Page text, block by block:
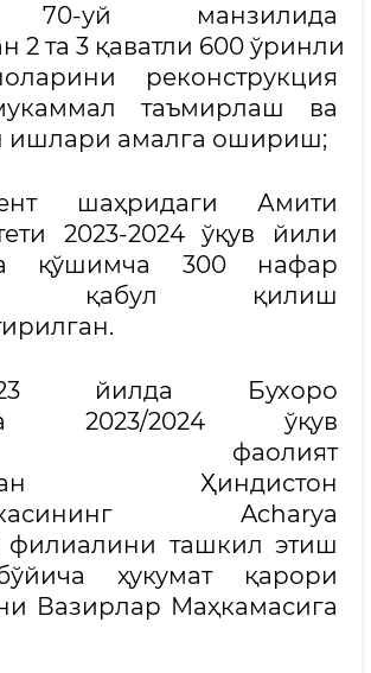
70-уй манзилида
2 та 3 қаватли 600 ўринли
реконструкция
таъмирлаш ва
ишлари амалга ошириш;
шаҳридаги Амити
2023-2024 ўқув йили
қўшимча 300 нафар
қабул қилиш
йилда Бухоро
2023/2024 ўқув
фаолият
Ҳиндистон
Acharya
филиалини ташкил этиш
ҳукумат қарори
Вазирлар Маҳкамасига